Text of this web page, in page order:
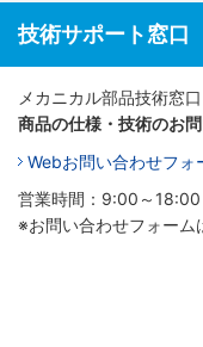
技術サポート窓口
メカニカル部品技術窓口
商品の仕様・技術のお
Webお問い合わせフォ
営業時間：9:00～18:00
※お問い合わせフォーム